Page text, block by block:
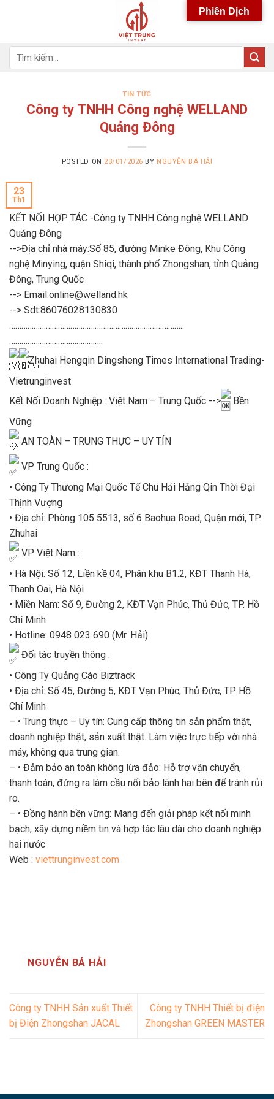
kiếm:
TIN TỨC
Công ty TNHH Công nghệ WELLAND
Quảng Đông
POSTED ON 23/01/2026 BY NGUYỄN BÁ HẢI
23
Th1
KẾT NỐI HỢP TÁC -Công ty TNHH Công nghệ WELLAND
Quảng Đông
-->Địa chỉ nhà máy:Số 85, đường Minke Đông, Khu Công
nghệ Minying, quận Shiqi, thành phố Zhongshan, tỉnh Quảng
Đông, Trung Quốc
--> Email:online@welland.hk
--> Sdt:86076028130830
…………………………………………………………………………..
……………………………………….
Zhuhai Hengqin Dingsheng Times International Trading-
Vietrunginvest
Kết Nối Doanh Nghiệp : Việt Nam – Trung Quốc -->
Bền
Vững
AN TOÀN – TRUNG THỰC – UY TÍN
VP Trung Quốc :
• Công Ty Thương Mại Quốc Tế Chu Hải Hằng Qin Thời Đại
Thịnh Vượng
• Địa chỉ: Phòng 105 5513, số 6 Baohua Road, Quận mới, TP.
Zhuhai
VP Việt Nam :
• Hà Nội: Số 12, Liền kề 04, Phân khu B1.2, KĐT Thanh Hà,
Thanh Oai, Hà Nội
• Miền Nam: Số 9, Đường 2, KĐT Vạn Phúc, Thủ Đức, TP. Hồ
Chí Minh
• Hotline: 0948 023 690 (Mr. Hải)
Đối tác truyền thông :
• Công Ty Quảng Cáo Biztrack
• Địa chỉ: Số 45, Đường 5, KĐT Vạn Phúc, Thủ Đức, TP. Hồ
Chí Minh
– • Trung thực – Uy tín: Cung cấp thông tin sản phẩm thật,
doanh nghiệp thật, sản xuất thật. Làm việc trực tiếp với nhà
máy, không qua trung gian.
– • Đảm bảo an toàn không lừa đảo: Hỗ trợ vận chuyển,
thanh toán, đứng ra làm cầu nối bảo lãnh hai bên để tránh rủi
ro.
– • Đồng hành bền vững: Mang đến giải pháp kết nối minh
bạch, xây dựng niềm tin và hợp tác lâu dài cho doanh nghiệp
hai nước
Web : viettrunginvest.com
NGUYỄN BÁ HẢI
Công ty TNHH Sản xuất Thiết
bị Điện Zhongshan JACAL
Công ty TNHH Thiết bị điện
Zhongshan GREEN MASTER
Phiên Dịch